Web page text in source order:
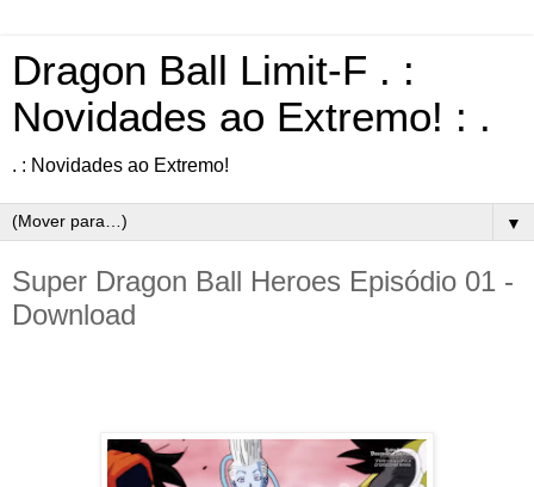
Dragon Ball Limit-F . :
Novidades ao Extremo! : .
. : Novidades ao Extremo!
▼
Super Dragon Ball Heroes Episódio 01 -
Download